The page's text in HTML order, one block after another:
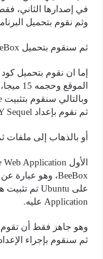
في إصدارها الثاني،
وثم نقوم بتحميل
ثم سنقوم بتحميل
إما ان نقوم بتحميل
الموقع وحجمه 15 ميجا، المبني بلغة
وبالتالي سنقوم بتثبيت
ثم نقوم بإعداد Sequel
أو بالذهاب إلى ملفات
الأول Web Application
BeeBox، وهو عبارة
على Ubuntu تم تثبيت
Application عليه.
وهو جاهز فقط أن تقوم
ثم سنقوم بإجراء الإعداد له.